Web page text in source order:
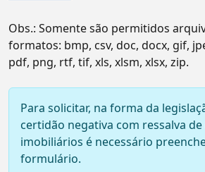
Obs.: Somente são permitidos
formatos: bmp, csv, doc, docx, gif,
pdf, png, rtf, tif, xls, xlsm, xlsx, zip.
Para solicitar, na forma da
certidão negativa com ressalva
imobiliários é necessário
formulário.